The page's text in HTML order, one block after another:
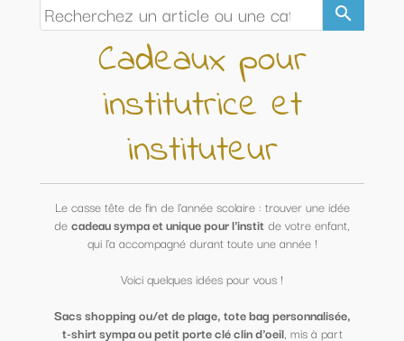
search
Cadeaux pour
institutrice et
instituteur
Le casse tête de fin de l'année scolaire : trouver une idée
decadeau sympa et unique pour l'institde votre enfant,
qui l'a accompagné durant toute une année !
Voici quelques idées pour vous !
Sacs shopping ou/et de plage, tote bag personnalisée,
t-shirt sympa ou petit porte clé clin d'oeil, mis à part